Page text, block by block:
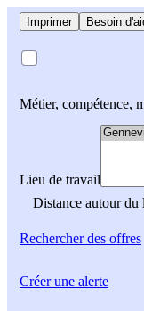
Imprimer Besoin
Métier, compétence,
Lieu de travail
Distance autour du
Rechercherdes offres
Créer une alerte